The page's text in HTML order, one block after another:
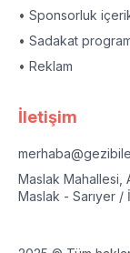
• Sponsorluk
• Sadakat
• Reklam
İletişim
Maslak Mahallesi,
Maslak - Sarıyer /